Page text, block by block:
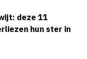
deze 11
hun ster in